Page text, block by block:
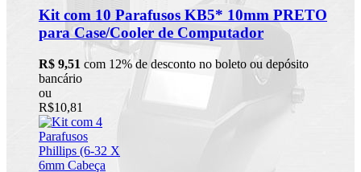
Kit com 10 Parafusos KB5* 10mm PRETO
para Case/Cooler de Computador
R$ 9,51 com 12% de desconto no boleto ou depósito
bancário
ou
R$10,81